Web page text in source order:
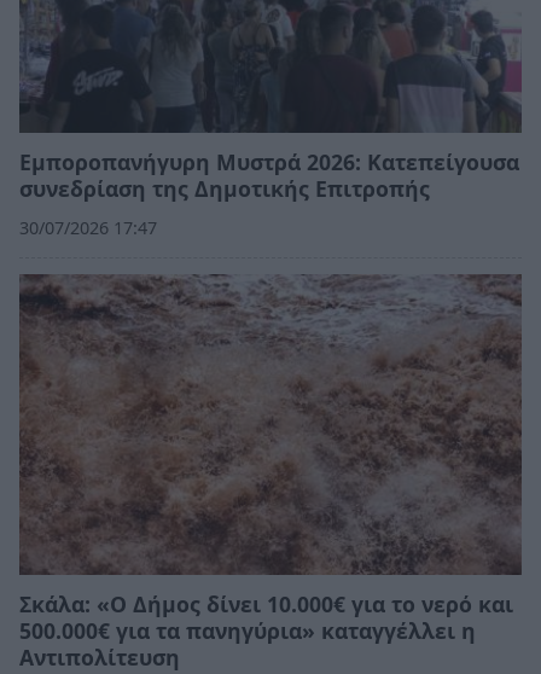
Εμποροπανήγυρη Μυστρά 2026: Κατεπείγουσα
συνεδρίαση της Δημοτικής Επιτροπής
30/07/2026 17:47
Σκάλα: «Ο Δήμος δίνει 10.000€ για το νερό και
500.000€ για τα πανηγύρια» καταγγέλλει η
Αντιπολίτευση